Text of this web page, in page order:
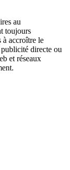
au
toujours
à accroître le
directe ou
et réseaux